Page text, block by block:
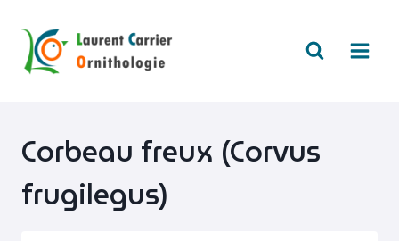
contenu
Corbeau freux (Corvus
frugilegus)